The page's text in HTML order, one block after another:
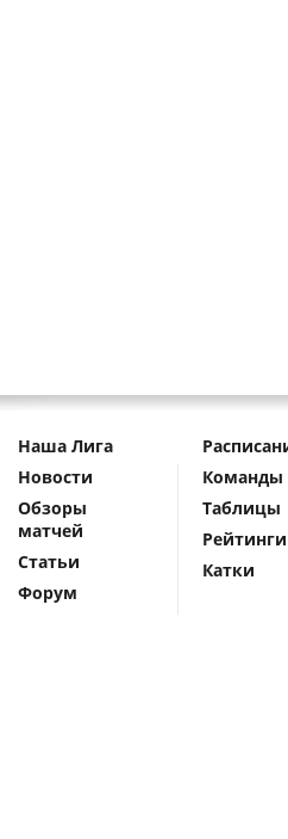
Наша Лига
Новости
Обзоры
матчей
Статьи
Форум
Команды
Таблицы
Рейтинги
Катки